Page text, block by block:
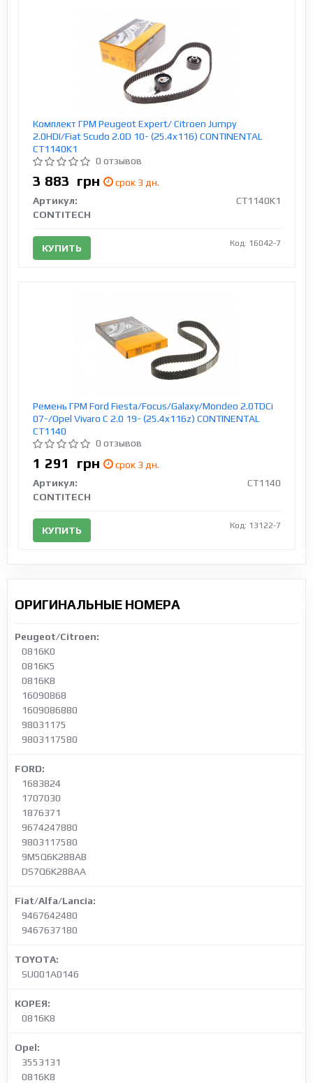
Комплект ГРМ Peugeot Expert/ Citroen Jumpy
2.0HDI/Fiat Scudo 2.0D 10- (25.4x116) CONTINENTAL
CT1140K1
0 отзывов
3 883 грн
срок 3 дн.
Артикул:
CT1140K1
CONTITECH
КУПИТЬ Код: 16042-7
Ремень ГРМ Ford Fiesta/Focus/Galaxy/Mondeo 2.0TDCi
07-/Opel Vivaro C 2.0 19- (25.4x116z) CONTINENTAL
CT1140
0 отзывов
1 291 грн
срок 3 дн.
Артикул:
CT1140
CONTITECH
КУПИТЬ Код: 13122-7
ОРИГИНАЛЬНЫЕ НОМЕРА
Peugeot/Citroen:
0816K0
0816K5
0816K8
16090868
1609086880
98031175
9803117580
FORD:
1683824
1707030
1876371
9674247880
9803117580
9M5Q6K288AB
DS7Q6K288AA
Fiat/Alfa/Lancia:
9467642480
9467637180
TOYOTA:
SU001A0146
КОРЕЯ:
0816K8
Opel:
3553131
0816K8